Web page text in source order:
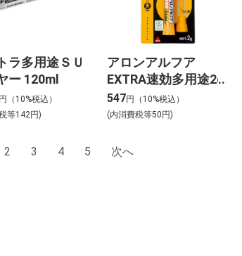
ラ多用途ＳＵ
ー 120ml
円（10%税込）
等142円)
アロンアルフア
EXTRA速効多用途2g
547円（10%税込）
(内消費税等50円)
2 3 4 5 次へ